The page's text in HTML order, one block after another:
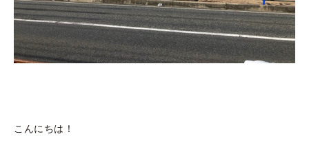
こんにちは！